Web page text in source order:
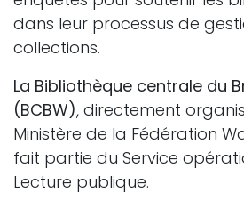
dans leur processus de
collections.
La Bibliothèque centrale du
(BCBW), directement
Ministère de la Fédération
fait partie du Service
Lecture publique.